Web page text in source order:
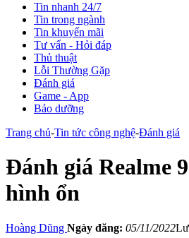
Tin nhanh 24/7
Tin trong ngành
Tin khuyến mãi
Tư vấn - Hỏi đáp
Thủ thuật
Lỗi Thường Gặp
Đánh giá
Game - App
Bảo dưỡng
Trang chủ-Tin tức công nghệ-Đánh giá
Đánh giá Realme
hình ổn
Hoàng Dũng Ngày đăng: 05/11/2022